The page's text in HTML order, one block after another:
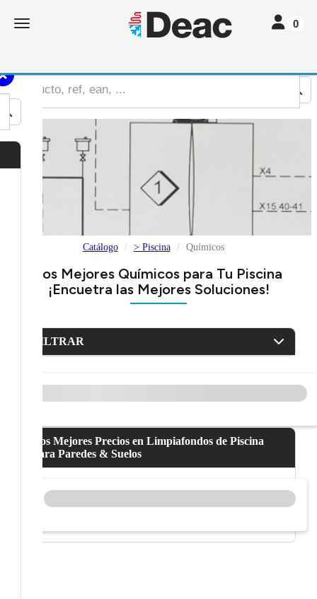
Toggle navigation Toggle
0
Catálogo > Piscina Químicos
Los Mejores Químicos para Tu Piscina
¡Encuetra las Mejores Soluciones!
FILTRAR
Los Mejores Precios en Limpiafondos de Piscina
para Paredes & Suelos